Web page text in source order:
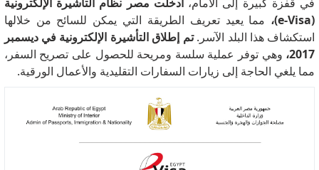
(e-Visa)،
مما يعيد تعريف الطريقة التي يمكن للسائح من خلالها
استكشاف هذا البلد الآسر.تم إطلاق التأشيرة الإلكترونية في ديسمبر
2017، وهي توفر عملية سلسة ومريحة للحصول على تصريح السفر،
مما يلغي الحاجة إلى زيارات السفارات التقليدية والأعمال الورقية.